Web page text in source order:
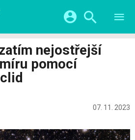
Google
nejostřejší
pomocí
07. 11. 2023